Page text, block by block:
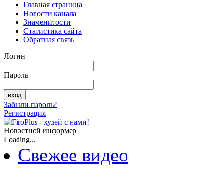
Главная страница
Новости канала
Знаменитости
Статистика сайта
Обратная связь
Логин
Пароль
Забыли пароль?
Регистрация
Новостной информер
Loading...
Свежее видео